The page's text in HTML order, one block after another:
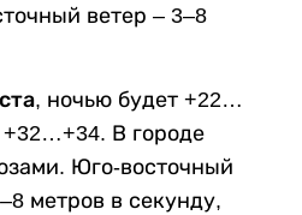
ветер – 3–8
ночью будет +22…
В городе
Юго-восточный
метров в секунду,